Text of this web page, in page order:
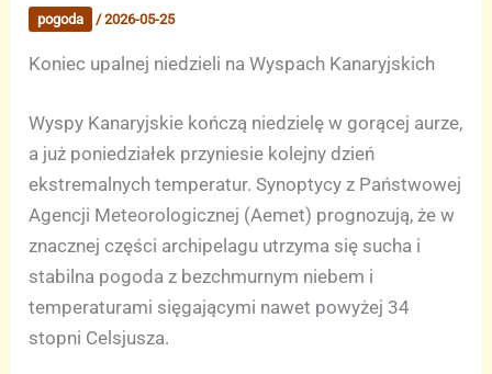
pogoda /2026-05-25
Koniec upalnej niedzieli na Wyspach Kanaryjskich
Wyspy Kanaryjskie kończą niedzielę w gorącej aurze,
a już poniedziałek przyniesie kolejny dzień
ekstremalnych temperatur. Synoptycy z Państwowej
Agencji Meteorologicznej (Aemet) prognozują, że w
znacznej części archipelagu utrzyma się sucha i
stabilna pogoda z bezchmurnym niebem i
temperaturami sięgającymi nawet powyżej 34
stopni Celsjusza.